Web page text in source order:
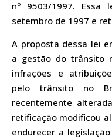
nº 9503/1997.
setembro de 1997 e
A proposta dessa lei
a gestão do trânsito
infrações e
pelo trânsito no
recentemente
retificação modificou
endurecer a